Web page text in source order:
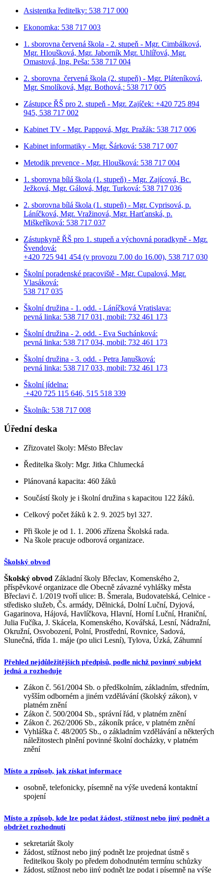
Asistentka ředitelky: 538 717 000
Ekonomka: 538 717 003
1. sborovna červená škola - 2. stupeň - Mgr. Cimbálková,
Mgr. Hloušková, Mgr. Jaborník Mgr. Uhlířová, Mgr.
Omastová, Ing. Peša: 538 717 004
2. sborovna červená škola (2. stupeň) - Mgr. Pláteníková,
Mgr. Smolíková, Mgr. Bothová,: 538 717 005
Zástupce ŘŠ pro 2. stupeň - Mgr. Zajíček: +420 725 894
945, 538 717 002
Kabinet TV - Mgr. Pappová, Mgr. Pražák: 538 717 006
Kabinet informatiky - Mgr. Šárková: 538 717 007
Metodik prevence - Mgr. Hloušková: 538 717 004
1. sborovna bílá škola (1. stupeň) - Mgr. Zajícová, Bc.
Ježková, Mgr. Gálová, Mgr. Turková: 538 717 036
2. sborovna bílá škola (1. stupeň) - Mgr. Cyprisová, p.
Láníčková, Mgr. Vražinová, Mgr. Harťanská, p.
Miškeříková: 538 717 037
Zástupkyně ŘŠ pro 1. stupeň a výchovná poradkyně - Mgr.
Švendová:
+420 725 941 454 (v provozu 7.00 do 16.00), 538 717 030
Školní poradenské pracoviště - Mgr. Cupalová, Mgr.
Vlasáková:
538 717 035
Školní družina - 1. odd. - Láníčková Vratislava:
pevná linka: 538 717 031, mobil: 732 461 173
Školní družina - 2. odd. - Eva Suchánková:
pevná linka: 538 717 034, mobil: 732 461 173
Školní družina - 3. odd. - Petra Janušková:
pevná linka: 538 717 033, mobil: 732 461 173
Školní jídelna:
+420 725 115 646, 515 518 339
Školník: 538 717 008
Úřední deska
Zřizovatel školy: Město Břeclav
Ředitelka školy: Mgr. Jitka Chlumecká
Plánovaná kapacita: 460 žáků
Součástí školy je i školní družina s kapacitou 122 žáků.
Celkový počet žáků k 2. 9. 2025 byl 327.
Při škole je od 1. 1. 2006 zřízena Školská rada.
Na škole pracuje odborová organizace.
Školský obvod
Školský obvod Základní školy Břeclav, Komenského 2,
příspěvkové organizace dle Obecně závazné vyhlášky města
Břeclavi č. 1/2019 tvoří ulice: B. Šmerala, Budovatelská, Celnice -
středisko služeb, Čs. armády, Dělnická, Dolní Luční, Dyjová,
Gagarinova, Hájová, Havlíčkova, Hlavní, Horní Luční, Hraniční,
Julia Fučíka, J. Skácela, Komenského, Kovářská, Lesní, Nádražní,
Okružní, Osvobození, Polní, Prostřední, Rovnice, Sadová,
Slunečná, třída 1. máje (po ulici Lesní), Tylova, Úzká, Záhumní
Přehled nejdůležitějších předpisů, podle nichž povinný subjekt
jedná a rozhoduje
Zákon č. 561/2004 Sb. o předškolním, základním, středním,
vyšším odborném a jiném vzdělávání (školský zákon), v
platném znění
Zákon č. 500/2004 Sb., správní řád, v platném znění
Zákon č. 262/2006 Sb., zákoník práce, v platném znění
Vyhláška č. 48/2005 Sb., o základním vzdělávání a některých
náležitostech plnění povinné školní docházky, v platném
znění
Místo a způsob, jak získat informace
osobně, telefonicky, písemně na výše uvedená kontaktní
spojení
Místo a způsob, kde lze podat žádost, stížnost nebo jiný podnět a
obdržet rozhodnutí
sekretariát školy
žádost, stížnost nebo jiný podnět lze projednat ústně s
ředitelkou školy po předem dohodnutém termínu schůzky
žádost, stížnost nebo jiný podnět lze podat i písemně na výše